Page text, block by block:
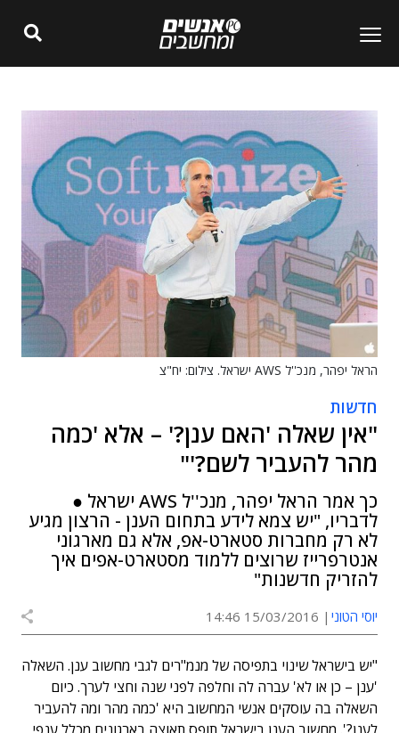
הראל יפהר, מנכ''ל AWS ישראל. צילום: יח"צ
חדשות
"אין שאלה 'האם ענן?' – אלא 'כמה
מהר להעביר לשם?'"
כך אמר הראל יפהר, מנכ''ל AWS ישראל ●
לדבריו, "יש צמא לידע בתחום הענן - הרצון מגיע
לא רק מחברות סטארט-אפ, אלא גם מארגוני
אנטרפרייז שרוצים ללמוד מסטארט-אפים איך
להזריק חדשנות"
יוסי הטוני 15/03/2016 14:46
"יש בישראל שינוי בתפיסה של מנמ"רים לגבי מחשוב ענן. השאלה
'ענן – כן או לא' עברה לה וחלפה לפני שנה וחצי לערך. כיום
השאלה בה עוסקים אנשי המחשוב היא 'כמה מהר ומה להעביר